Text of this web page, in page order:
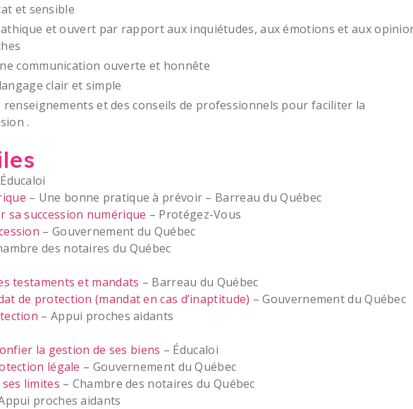
et sensible
et ouvert par rapport aux inquiétudes, aux émotions et aux
communication ouverte et honnête
clair et simple
renseignements et des conseils de professionnels pour faciliter la
.
– Une bonne pratique à prévoir – Barreau du Québec
sa succession numérique – Protégez-Vous
– Gouvernement du Québec
des notaires du Québec
testaments et mandats – Barreau du Québec
de protection (mandat en cas d’inaptitude) – Gouvernement du Québec
– Appui proches aidants
la gestion de ses biens – Éducaloi
légale – Gouvernement du Québec
limites – Chambre des notaires du Québec
proches aidants